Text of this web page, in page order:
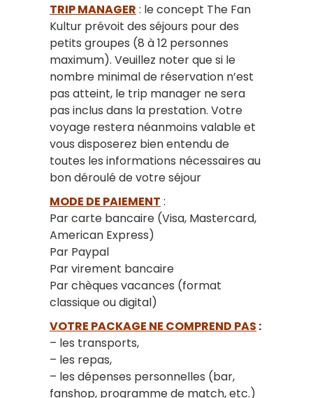
TRIP MANAGER : le concept The Fan
Kultur prévoit des séjours pour des
petits groupes (8 à 12 personnes
maximum). Veuillez noter que si le
nombre minimal de réservation n’est
pas atteint, le trip manager ne sera
pas inclus dans la prestation. Votre
voyage restera néanmoins valable et
vous disposerez bien entendu de
toutes les informations nécessaires au
bon déroulé de votre séjour
MODE DE PAIEMENT :
Par carte bancaire (Visa, Mastercard,
American Express)
Par Paypal
Par virement bancaire
Par chèques vacances (format
classique ou digital)
VOTRE PACKAGE NE COMPREND PAS :
– les transports,
– les repas,
– les dépenses personnelles (bar,
fanshop, programme de match, etc.)